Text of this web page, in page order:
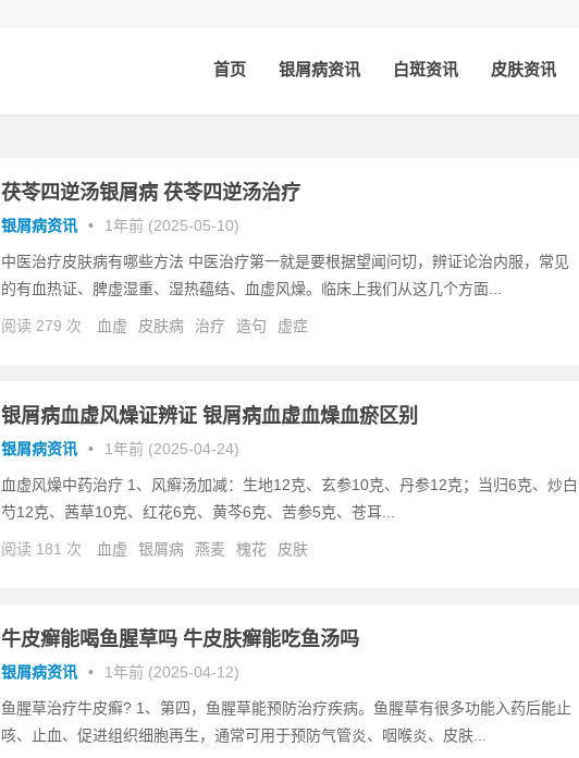
首页 银屑病资讯 白斑资讯 皮肤资讯
茯苓四逆汤银屑病 茯苓四逆汤治疗
银屑病资讯 • 1年前 (2025-05-10)
中医治疗皮肤病有哪些方法 中医治疗第一就是要根据望闻问切，辨证论治内服，常见
的有血热证、脾虚湿重、湿热蕴结、血虚风燥。临床上我们从这几个方面...
阅读 279 次 血虚 皮肤病 治疗 造句 虚症
银屑病血虚风燥证辨证 银屑病血虚血燥血瘀区别
银屑病资讯 • 1年前 (2025-04-24)
血虚风燥中药治疗 1、风癣汤加减：生地12克、玄参10克、丹参12克；当归6克、炒白
芍12克、茜草10克、红花6克、黄芩6克、苦参5克、苍耳...
阅读 181 次 血虚 银屑病 燕麦 槐花 皮肤
牛皮癣能喝鱼腥草吗 牛皮肤癣能吃鱼汤吗
银屑病资讯 • 1年前 (2025-04-12)
鱼腥草治疗牛皮癣? 1、第四，鱼腥草能预防治疗疾病。鱼腥草有很多功能入药后能止
咳、止血、促进组织细胞再生，通常可用于预防气管炎、咽喉炎、皮肤...